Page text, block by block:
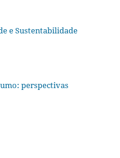
e Sustentabilidade
perspectivas